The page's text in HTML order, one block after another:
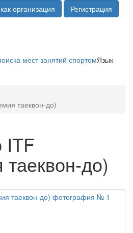
организация Регистрация
Язык
таеквон-до)
ITF
до)